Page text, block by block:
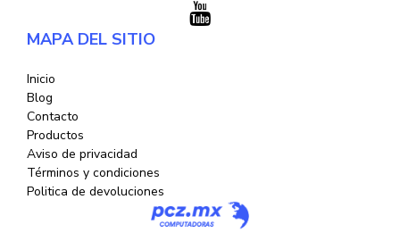
MAPA DEL SITIO
Inicio
Blog
Contacto
Productos
Aviso de privacidad
Términos y condiciones
Politica de devoluciones